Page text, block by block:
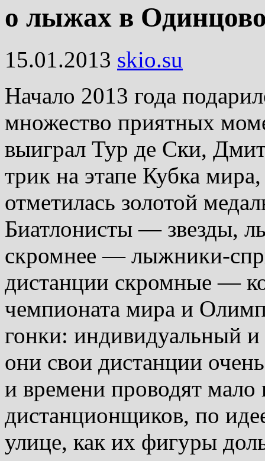
о лыжах в
15.01.2013 skio.su
Начало 2013 года
множество приятных
выиграл Тур де Ски,
трик на этапе Кубка
отметилась золотой
Биатлонисты — звезды,
скромнее — лыжники-
дистанции скромные —
чемпионата мира и
гонки: индивидуальный
они свои дистанции
и времени проводят
дистанционщиков, по
улице, как их фигуры